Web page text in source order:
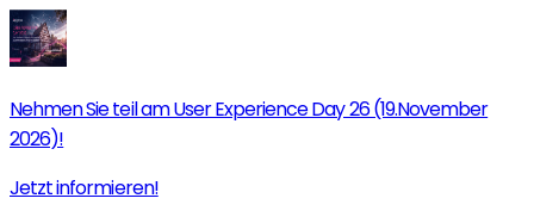
Nehmen Sie teil am User Experience Day 26 (19.November
2026)!
Jetzt informieren!